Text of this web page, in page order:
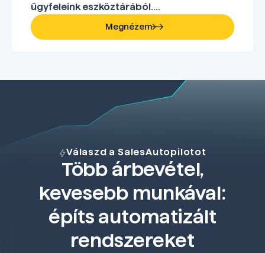
ügyfeleink eszköztárából....
Megnézem
Válaszd a SalesAutopilotot
Több árbevétel,
kevesebb munkával:
építs automatizált
rendszereket